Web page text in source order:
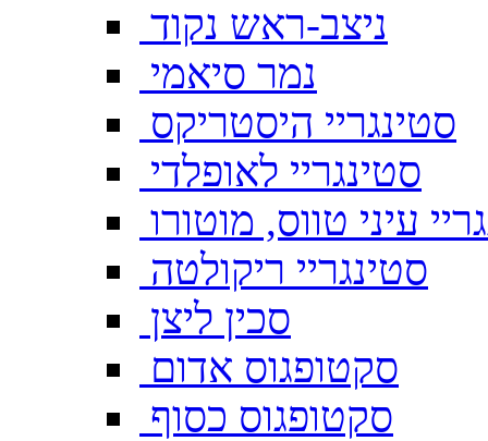
ניצב-ראש נקוד
נמר סיאמי
סטינגריי היסטריקס
סטינגריי לאופלדי
עיני טווס, מוטורו
סטינגריי ריקולטה
סכין ליצן
סקטופגוס אדום
סקטופגוס כסוף